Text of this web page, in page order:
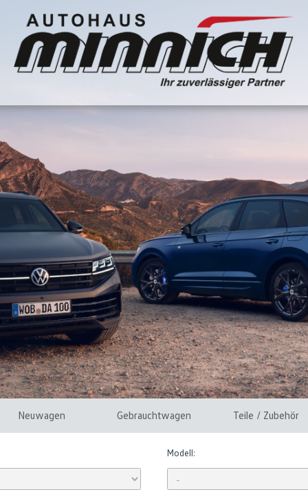
Neuwagen Gebrauchtwagen Teile / Zubehör
Modell: